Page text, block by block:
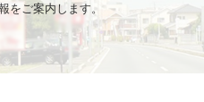
をご案内します。